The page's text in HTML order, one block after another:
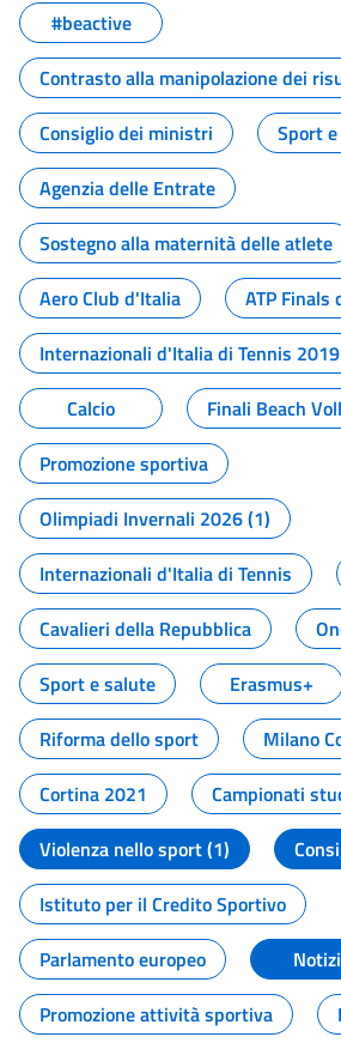
#beactive
Contrasto alla manipolazione dei
Consiglio dei ministri
Sport
Agenzia delle Entrate
Sostegno alla maternità delle atlete
Aero Club d'Italia
ATP Finals
Internazionali d'Italia di Tennis 2019
Calcio
Finali Beach
Promozione sportiva
Olimpiadi Invernali 2026 (1)
Internazionali d'Italia di Tennis
Cavalieri della Repubblica
Sport e salute
Erasmus+
Riforma dello sport
Milano
Cortina 2021
Campionati
Violenza nello sport (1)
Istituto per il Credito Sportivo
Parlamento europeo
Promozione attività sportiva